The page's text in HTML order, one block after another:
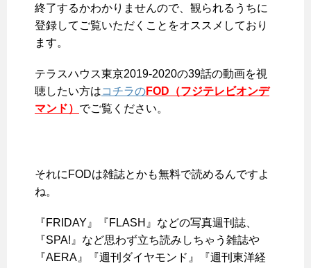
終了するかわかりませんので、観られるうちに
登録してご覧いただくことをオススメしており
ます。
テラスハウス東京2019-2020の39話の動画を視
聴したい方はコチラのFOD（フジテレビオンデ
マンド） でご覧ください。
それにFODは雑誌とかも無料で読めるんですよ
ね。
『FRIDAY』『FLASH』などの写真週刊誌、
『SPA!』など思わず立ち読みしちゃう雑誌や
『AERA』『週刊ダイヤモンド』『週刊東洋経